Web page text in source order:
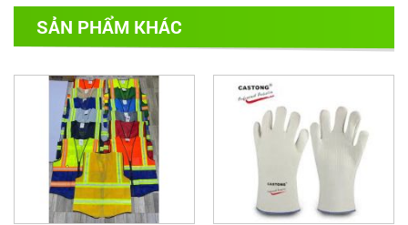
SẢN PHẨM KHÁC